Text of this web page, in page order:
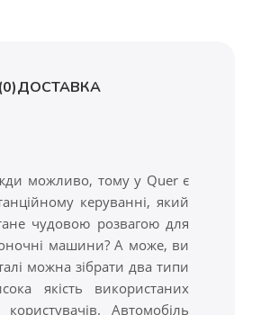
ДОСТАВКА
можливо, тому у Quer є
керуванні, який
чудовою розвагою для
машини? А може, ви
можна зібрати два типи
якість використаних
Автомобіль